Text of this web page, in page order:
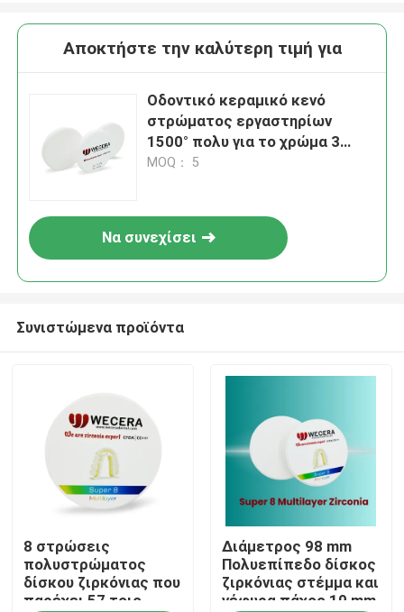
Σπίτι
Προϊόντα
Βίντεο
Αποκτήστε την καλύτερη τιμή για
Οδοντικό κεραμικό κενό
στρώματος εργαστηρίων
1500° πολυ για το χρώμα 3
συμπύκνωσης 16 Vita χρώματα
MOQ： 5
Να συνεχίσει
Συνιστώμενα προϊόντα
8 στρώσεις
πολυστρώματος
δίσκου ζιρκόνιας που
παρέχει 57 τοις
Διάμετρος 98 mm
Πολυεπίπεδο δίσκος
ζιρκόνιας στέμμα και
γέφυρα πάχος 10 mm